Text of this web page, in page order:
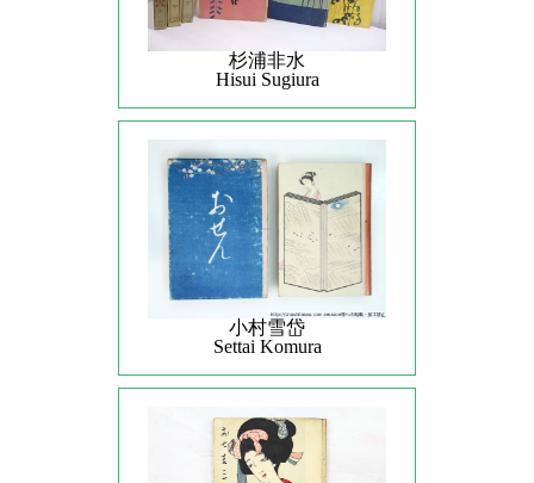
杉浦非水
Hisui Sugiura
小村雪岱
Settai Komura